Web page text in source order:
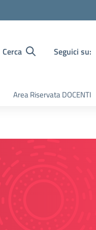
Cerca Seguici su:
Area Riservata DOCENTI